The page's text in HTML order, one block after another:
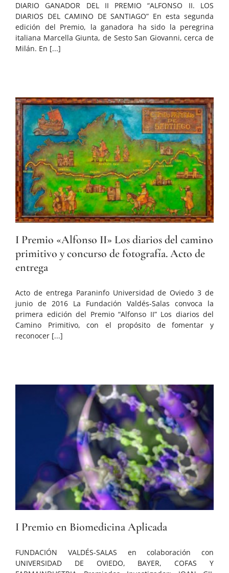
DIARIO GANADOR DEL II PREMIO “ALFONSO II. LOS
DIARIOS DEL CAMINO DE SANTIAGO” En esta segunda
edición del Premio, la ganadora ha sido la peregrina
italiana Marcella Giunta, de Sesto San Giovanni, cerca de
Milán. En [...]
I Premio «Alfonso II» Los diarios del camino
primitivo y concurso de fotografía. Acto de
entrega
Acto de entrega Paraninfo Universidad de Oviedo 3 de
junio de 2016 La Fundación Valdés-Salas convoca la
primera edición del Premio “Alfonso II” Los diarios del
Camino Primitivo, con el propósito de fomentar y
reconocer [...]
I Premio en Biomedicina Aplicada
FUNDACIÓN VALDÉS-SALAS en colaboración con
UNIVERSIDAD DE OVIEDO, BAYER, COFAS Y